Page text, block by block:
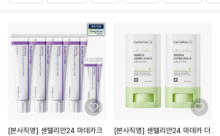
[본사직영] 센텔리안24 마데카크
[본사직영] 센텔리안24 마데카 더